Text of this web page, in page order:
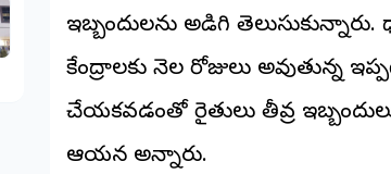
ఇబ్బందులను అడిగి
కేంద్రాలకు నెల రోజులు అవుతున్న
చేయకపోవడంతో రైతులు తీవ్ర
ఆయన అన్నారు.